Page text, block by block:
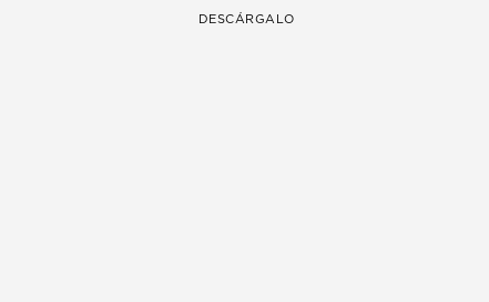
DESCÁRGALO